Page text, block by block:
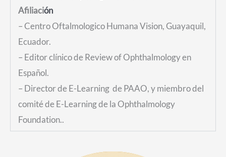
Afiliación
– Centro Oftalmologico Humana Vision, Guayaquil,
Ecuador.
– Editor clínico de Review of Ophthalmology en
Español.
– Director de E-Learning de PAAO, y miembro del
comité de E-Learning de la Ophthalmology
Foundation..